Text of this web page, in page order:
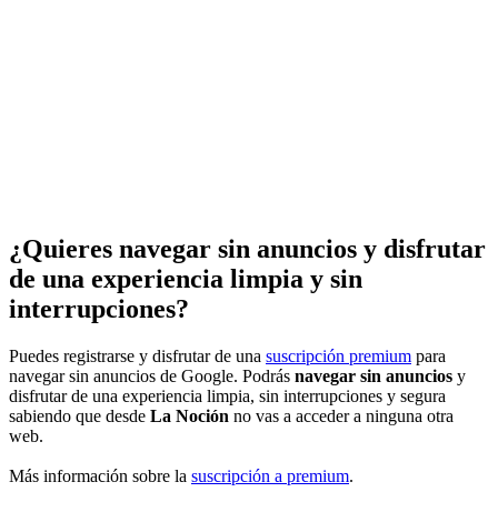
¿Quieres navegar sin anuncios y disfrutar
de una experiencia limpia y sin
interrupciones?
Puedes registrarse y disfrutar de una suscripción premium para
navegar sin anuncios de Google. Podrás navegar sin anuncios y
disfrutar de una experiencia limpia, sin interrupciones y segura
sabiendo que desde La Noción no vas a acceder a ninguna otra
web.
Más información sobre la suscripción a premium.